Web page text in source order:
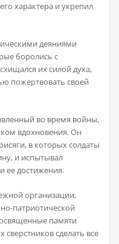
характера и укрепил
деяниями
боролись с
их силой духа,
пожертвовать своей
во время войны,
вдохновения. Он
в которых солдаты
и испытывал
ее достижения.
организации,
патриотической
памяти
сделать все